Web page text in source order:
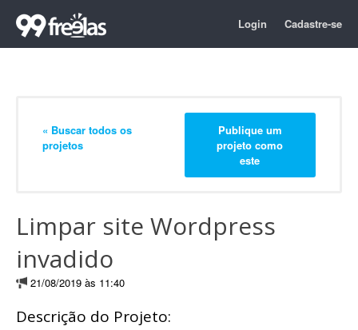
Login Cadastre-se
« Buscar todos os
projetos
Publique um
projeto como
este
Limpar site Wordpress
invadido
21/08/2019 às 11:40
Descrição do Projeto: